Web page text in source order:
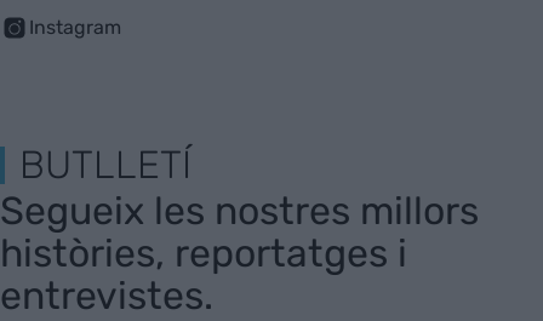
Instagram
BUTLLETÍ
Segueix les nostres millors
històries, reportatges i
entrevistes.